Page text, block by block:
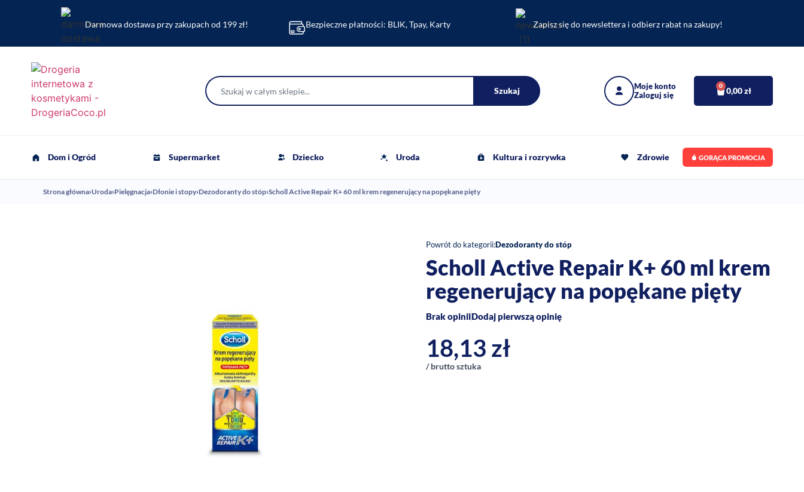
Darmowa dostawa przy zakupach od 199 zł! Bezpieczne płatności: BLIK, Tpay, Karty Zapisz się do newslettera i odbierz rabat na zakupy!
Szukaj 0,00zł
0
Dom i Ogród Supermarket Dziecko Uroda Kultura i rozrywka Zdrowie GORĄCA PROMOCJA
Strona główna›Uroda›Pielęgnacja›Dłonie i stopy›Dezodoranty do stóp›Scholl Active Repair K+ 60 ml krem regenerujący na popękane pięty
Powrót do kategorii:Dezodoranty do stóp
Scholl Active Repair K+ 60 ml krem
regenerujący na popękane pięty
Brak opiniiDodaj pierwszą opinię
18,13 zł
/ brutto sztuka